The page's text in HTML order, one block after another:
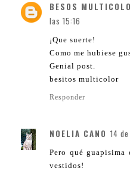
BESOS
las 15:16
¡Que suerte!
Como me hubiese
Genial post.
besitos multicolor
Responder
NOELIA CANO 14
Pero qué guapisima
vestidos!